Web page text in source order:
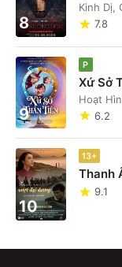
8
Kinh Dị,
7.8
9
P
Xứ Sở
Hoạt
6.2
10
13+
Thanh
9.1